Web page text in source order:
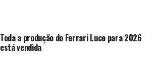
Toda a produção do Ferrari Luce para 2026
está vendida